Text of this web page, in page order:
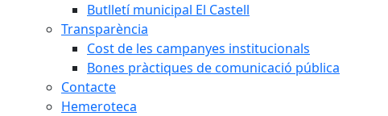
Butlletí municipal El Castell
Transparència
Cost de les campanyes institucionals
Bones pràctiques de comunicació pública
Contacte
Hemeroteca